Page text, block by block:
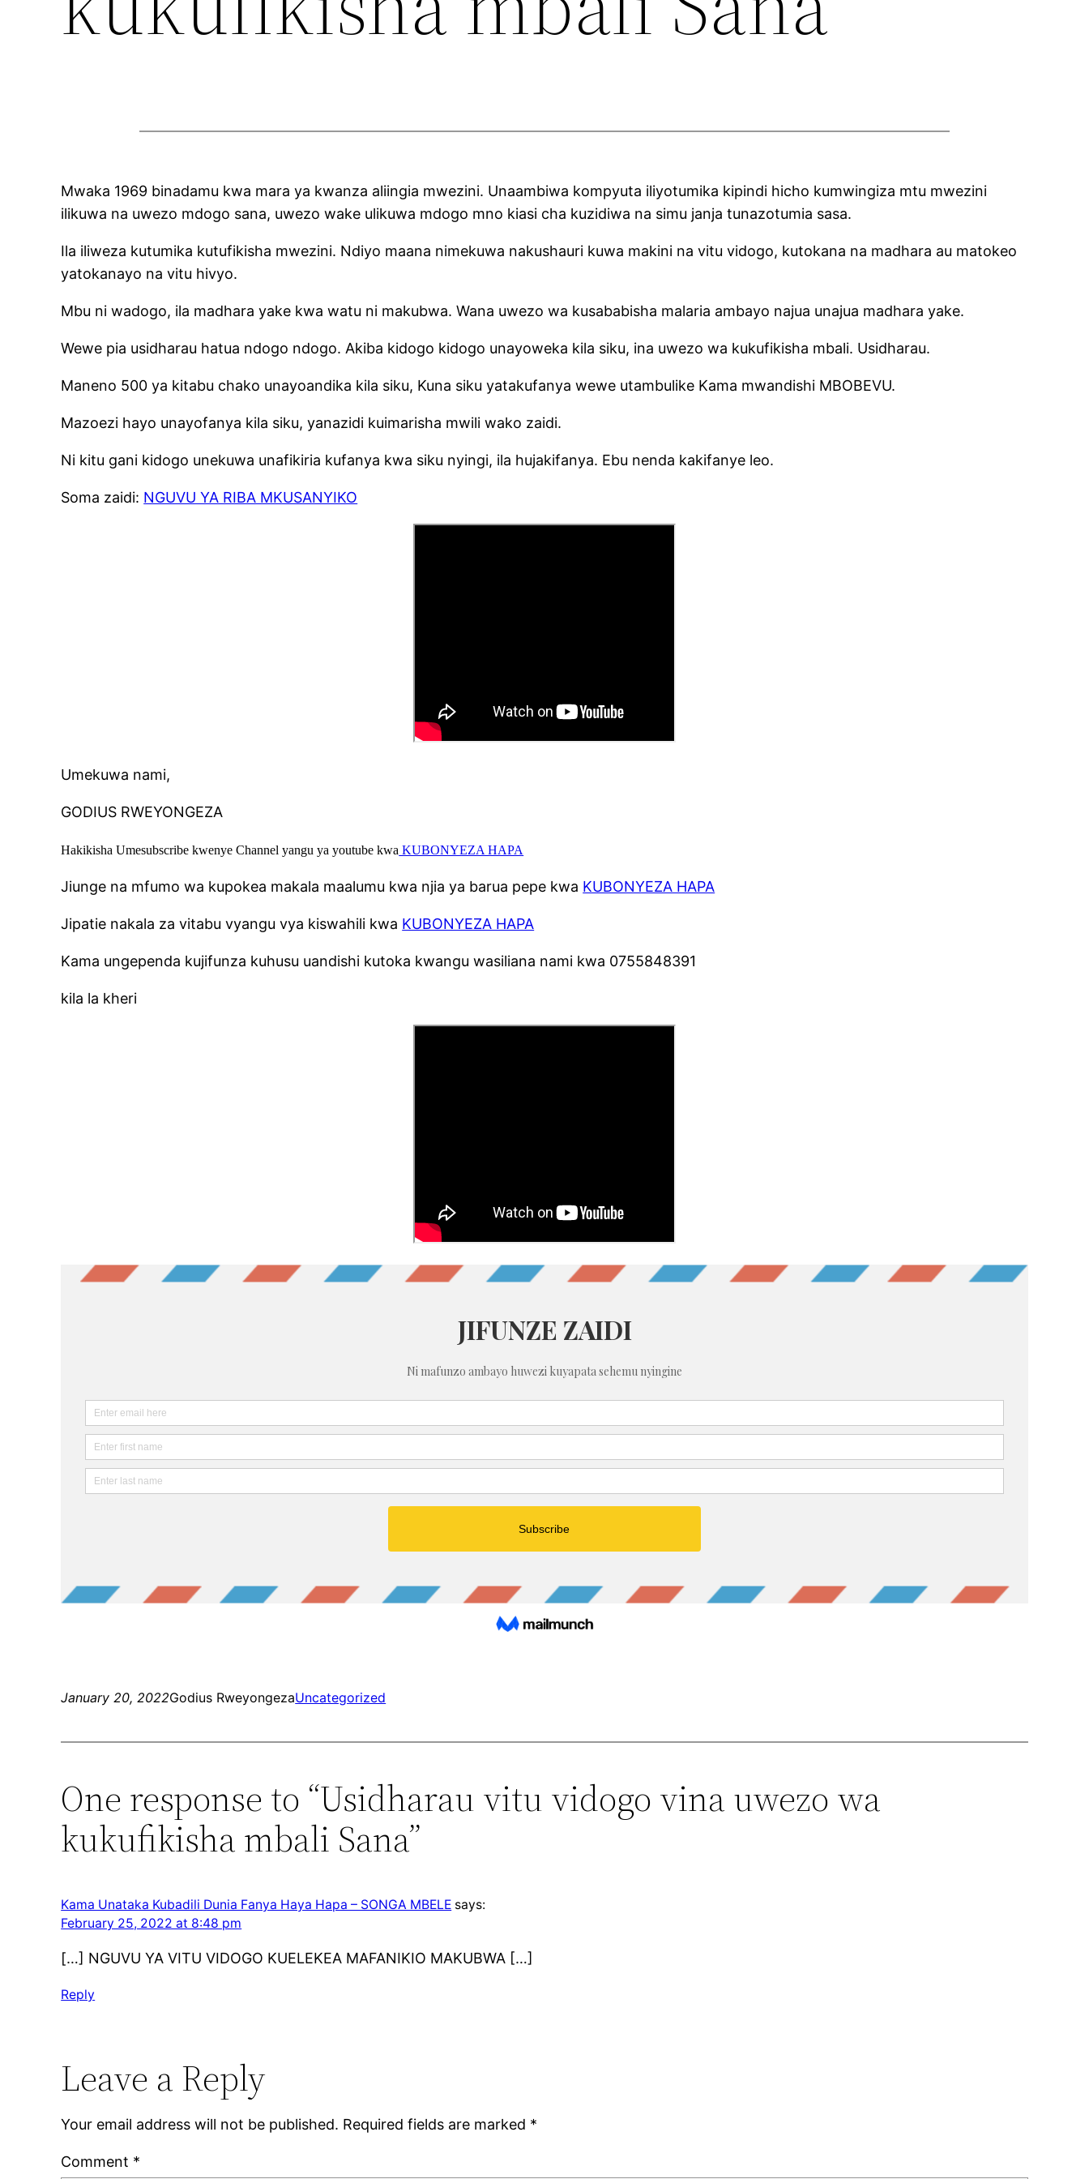
Mwaka 1969 binadamu kwa mara ya kwanza aliingia mwezini. Unaambiwa kompyuta iliyotumika kipindi hicho kumwingiza mtu mwezini
ilikuwa na uwezo mdogo sana, uwezo wake ulikuwa mdogo mno kiasi cha kuzidiwa na simu janja tunazotumia sasa.
Ila iliweza kutumika kutufikisha mwezini. Ndiyo maana nimekuwa nakushauri kuwa makini na vitu vidogo, kutokana na madhara au matokeo
yatokanayo na vitu hivyo.
Mbu ni wadogo, ila madhara yake kwa watu ni makubwa. Wana uwezo wa kusababisha malaria ambayo najua unajua madhara yake.
Wewe pia usidharau hatua ndogo ndogo. Akiba kidogo kidogo unayoweka kila siku, ina uwezo wa kukufikisha mbali. Usidharau.
Maneno 500 ya kitabu chako unayoandika kila siku, Kuna siku yatakufanya wewe utambulike Kama mwandishi MBOBEVU.
Mazoezi hayo unayofanya kila siku, yanazidi kuimarisha mwili wako zaidi.
Ni kitu gani kidogo unekuwa unafikiria kufanya kwa siku nyingi, ila hujakifanya. Ebu nenda kakifanye leo.
Soma zaidi: NGUVU YA RIBA MKUSANYIKO
Umekuwa nami,
GODIUS RWEYONGEZA
Hakikisha Umesubscribe kwenye Channel yangu ya youtube kwa KUBONYEZA HAPA
Jiunge na mfumo wa kupokea makala maalumu kwa njia ya barua pepe kwa KUBONYEZA HAPA
Jipatie nakala za vitabu vyangu vya kiswahili kwa KUBONYEZA HAPA
Kama ungependa kujifunza kuhusu uandishi kutoka kwangu wasiliana nami kwa 0755848391
kila la kheri
January 20, 2022Godius RweyongezaUncategorized
One response to “Usidharau vitu vidogo vina uwezo wa
kukufikisha mbali Sana”
Kama Unataka Kubadili Dunia Fanya Haya Hapa – SONGA MBELE says:
February 25, 2022 at 8:48 pm
[…] NGUVU YA VITU VIDOGO KUELEKEA MAFANIKIO MAKUBWA […]
Reply
Leave a Reply
Your email address will not be published. Required fields are marked *
Comment *